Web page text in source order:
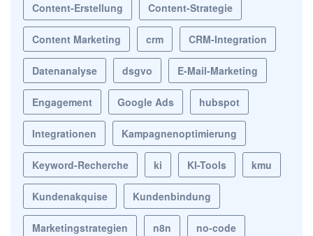
Content-Erstellung Content-Strategie
Content Marketing crm CRM-Integration
Datenanalyse dsgvo E-Mail-Marketing
Engagement Google Ads hubspot
Integrationen Kampagnenoptimierung
Keyword-Recherche ki KI-Tools kmu
Kundenakquise Kundenbindung
Marketingstrategien n8n no-code